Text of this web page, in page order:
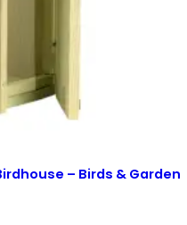
– Birds & Garden